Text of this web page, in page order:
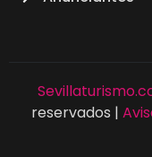
reservados |